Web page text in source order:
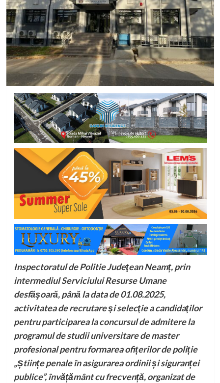
Inspectoratul de Politie Judeţean Neamț, prin
intermediul Serviciului Resurse Umane
desfăşoară, până la data de 01.08.2025,
activitatea de recrutare şi selecţie a candidaţilor
pentru participarea la concursul de admitere la
programul de studii universitare de master
profesional pentru formarea ofițerilor de poliție
„Științe penale în asigurarea ordinii și siguranței
publice”, învățământ cu frecvență, organizat de